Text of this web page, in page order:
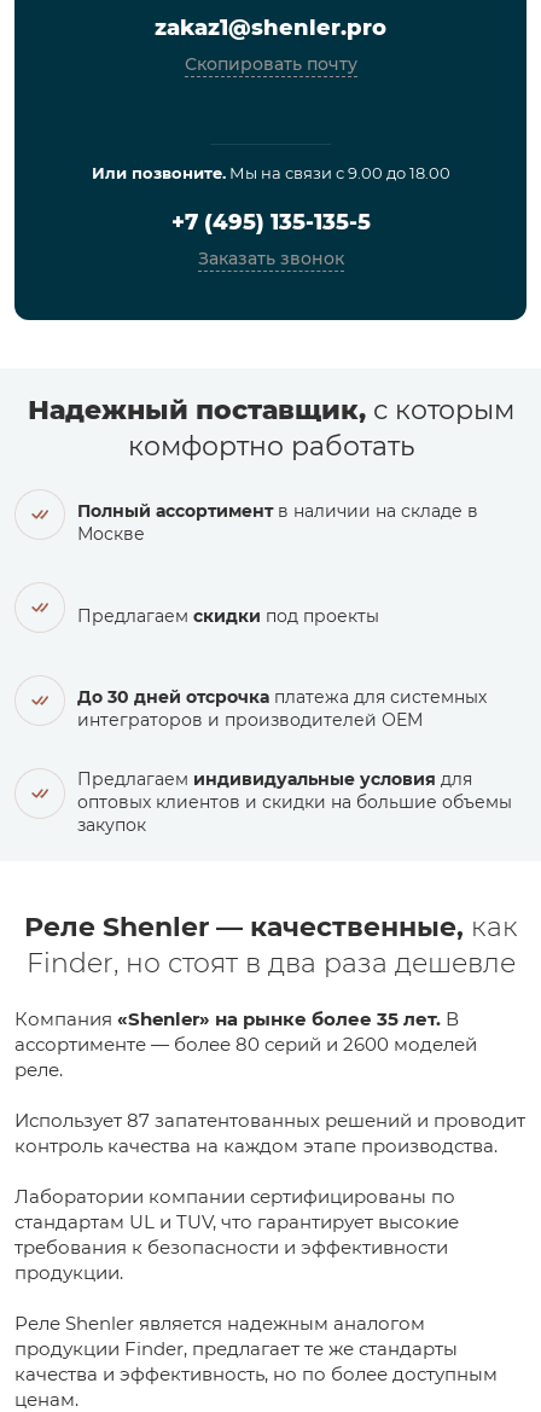
zakaz1@shenler.pro
Скопировать почту
Или позвоните.Мы на связи с 9.00 до 18.00
+7 (495) 135-135-5
Заказать звонок
Надежный поставщик,с которым
комфортно работать
Полный ассортиментв наличии на складе в
Москве
Предлагаем скидки под проекты
До 30 дней отсрочка платежа для системных
интеграторов и производителей ОЕМ
Предлагаем индивидуальные условия для
оптовых клиентов и скидки на большие объемы
закупок
Реле Shenler — качественные, как
Finder, но стоят в два раза дешевле
Компания «Shenler» на рынке более 35 лет. В
ассортименте — более 80 серий и 2600 моделей
реле.
Использует 87 запатентованных решений и проводит
контроль качества на каждом этапе производства.
Лаборатории компании сертифицированы по
стандартам UL и TUV, что гарантирует высокие
требования к безопасности и эффективности
продукции.
Реле Shenler является надежным аналогом
продукции Finder, предлагает те же стандарты
качества и эффективность, но по более доступным
ценам.